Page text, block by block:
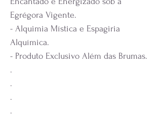
Egrégora Vigente.
- Alquimia Mística e Espagiria
Alquímica.
- Produto Exclusivo Além das Brumas.
.
.
.
.